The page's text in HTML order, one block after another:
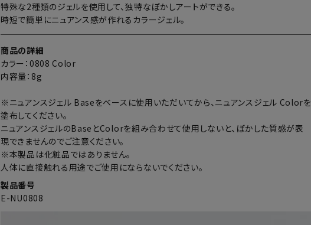
特殊な2種類のジェルを使用して、独特なぼかしアートができる。
時短で簡単にニュアンス感が作れるカラージェル。
商品の詳細
カラー：0808 Color
内容量：8g
※ニュアンスジェル Baseをベースに使用いただいてから、ニュアンスジェル Colorを
塗布してください。
ニュアンスジェルのBaseとColorを組み合わせて使用しないと、ぼかした質感が表
現できませんのでご注意ください。
※本製品は化粧品ではありません。
人体に直接触れる用途でご使用にならないでください。
製品番号
E-NU0808